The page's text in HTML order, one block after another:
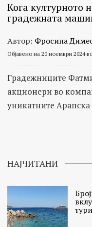
Кога културното
градежната
Автор: Фросина
Објавено на 20 ноември 2024
Градежниците
акционери во
уникатните Арапска
НАЈЧИТАНИ